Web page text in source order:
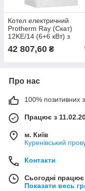
Котел електричний
Protherm Ray (Скат)
12KE/14 (6+6 кВт) з
42 807,60 ₴
Про нас
100% позитивних з
Працює з
м. Київ
Куренівський
Контакти
Сьогодні
Показати весь